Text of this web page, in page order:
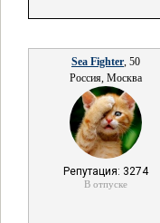
Sea Fighter, 50
Россия, Москва
Репутация: 3274
В отпуске